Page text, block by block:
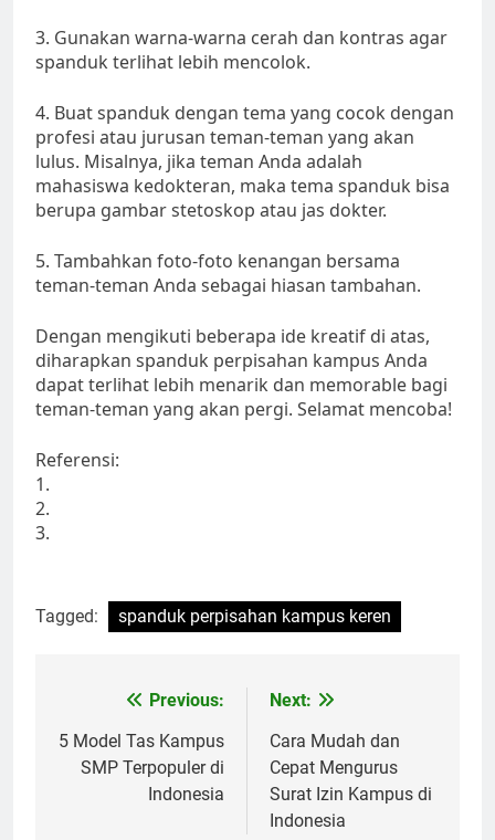
3. Gunakan warna-warna cerah dan kontras agar
spanduk terlihat lebih mencolok.
4. Buat spanduk dengan tema yang cocok dengan
profesi atau jurusan teman-teman yang akan
lulus. Misalnya, jika teman Anda adalah
mahasiswa kedokteran, maka tema spanduk bisa
berupa gambar stetoskop atau jas dokter.
5. Tambahkan foto-foto kenangan bersama
teman-teman Anda sebagai hiasan tambahan.
Dengan mengikuti beberapa ide kreatif di atas,
diharapkan spanduk perpisahan kampus Anda
dapat terlihat lebih menarik dan memorable bagi
teman-teman yang akan pergi. Selamat mencoba!
Referensi:
1.
2.
3.
Tagged: spanduk perpisahan kampus keren
navigation
Previous:
5 Model Tas Kampus
SMP Terpopuler di
Indonesia
Next:
Cara Mudah dan
Cepat Mengurus
Surat Izin Kampus di
Indonesia